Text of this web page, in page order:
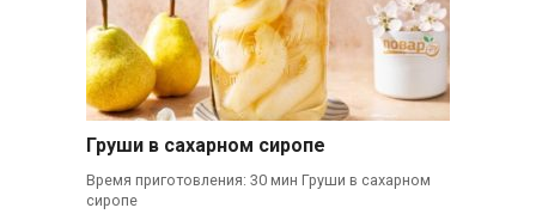
Груши в сахарном сиропе
Время приготовления: 30 мин Груши в сахарном
сиропе